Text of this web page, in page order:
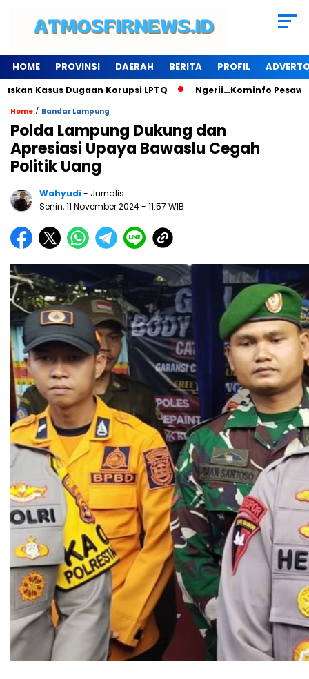
HOME PROVINSI DAERAH BERITA PROFIL
Dugaan Korupsi LPTQ Ngerii…Kominfo Pesawaran
Home / Bandar Lampung
Polda Lampung Dukung dan
Apresiasi Upaya Bawaslu Cegah
Politik Uang
Wahyudi- Jurnalis
Senin, 11 November 2024- 11:57 WIB